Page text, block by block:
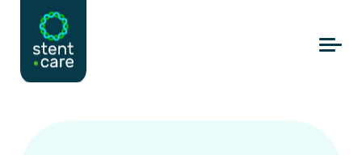
Skip to main content